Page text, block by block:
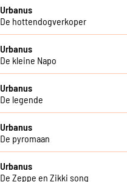
Urbanus
De hottendogverkoper
Urbanus
De kleine Napo
Urbanus
De legende
Urbanus
De pyromaan
Urbanus
De Zeppe en Zikki song